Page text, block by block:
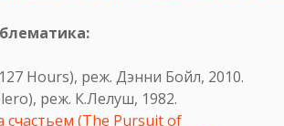
Hours), реж. Дэнни Бойл, 2010.
реж. К.Лелуш, 1982.
счастьем (The Pursuit of